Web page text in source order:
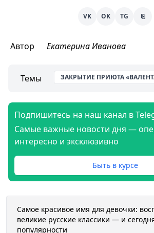
VK OK TG ⎘
Автор Екатерина Иванова
Темы ЗАКРЫТИЕ ПРИЮТА
Подпишитесь на наш канал в
Самые важные новости дня —
интересно и эксклюзивно
Быть в курсе
Самое красивое имя для девочки:
великие русские классики — и
популярности